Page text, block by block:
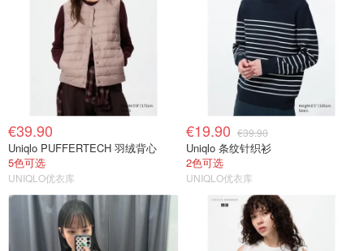
€39.90
Uniqlo PUFFERTECH 羽绒背心
5色可选
UNIQLO优衣库
€19.90 €39.90
Uniqlo 条纹针织衫
2色可选
UNIQLO优衣库